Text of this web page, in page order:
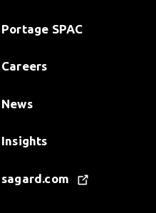
Portage SPAC
Careers
News
Insights
sagard.com